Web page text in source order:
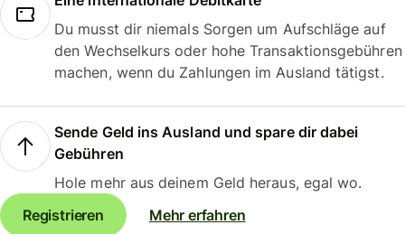
Du musst dir niemals Sorgen um Aufschläge auf
den Wechselkurs oder hohe Transaktionsgebühren
machen, wenn du Zahlungen im Ausland tätigst.
Sende Geld ins Ausland und spare dir dabei
Gebühren
Hole mehr aus deinem Geld heraus, egal wo.
Registrieren
Mehr erfahren